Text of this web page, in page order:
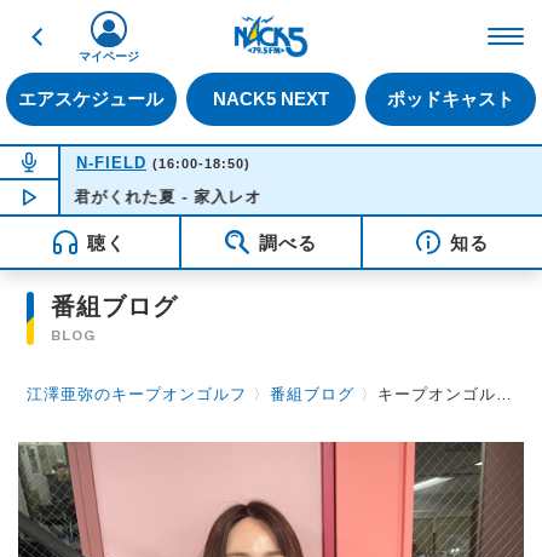
戻る
エアスケジュール NACK5 NEXT ポッドキャスト
マイページ
NOW ON AIR
N-FIELD (16:00-18:50)
NOW PLAYING18:38
君がくれた夏 - 家入レオ
聴く 調べる 知る
番組ブログ
BLOG
江澤亜弥のキープオンゴルフ 〉番組ブログ 〉 キープオンゴルフ第48回